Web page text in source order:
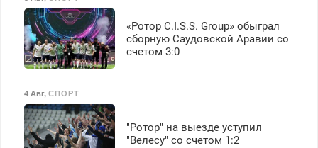
«Ротор C.I.S.S. Group» обыграл
сборную Саудовской Аравии со
счетом 3:0
4 Авг, СПОРТ
"Ротор" на выезде уступил
"Велесу" со счетом 1:2